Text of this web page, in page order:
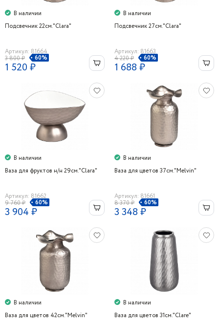
В наличии
Подсвечник 22см."Clara"
Артикул: 81664
3 800 ₽
60%
1 520 ₽
В наличии
Подсвечник 27см."Clara"
Артикул: 81663
4 220 ₽
60%
1 688 ₽
В наличии
Ваза для фруктов н/н 29см."Clara"
Артикул: 81662
9 760 ₽
60%
3 904 ₽
В наличии
Ваза для цветов 37см."Melvin"
Артикул: 81661
8 370 ₽
60%
3 348 ₽
В наличии
Ваза для цветов 42см."Melvin"
В наличии
Ваза для цветов 31см."Clare"